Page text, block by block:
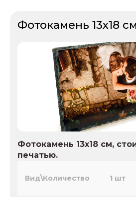
Фотокамень 13х18 см
Фотокамень 13х18 см,
печатью.
Вид\Количество 1 шт